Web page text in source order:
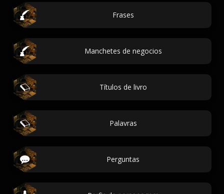
Frases
Manchetes de negocios
Títulos de livro
Palavras
Perguntas